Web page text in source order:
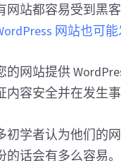
网站都容易受到黑
网站也可能
的网站提供
内容安全并在发生
初学者认为他们的
的话会有多么容易。